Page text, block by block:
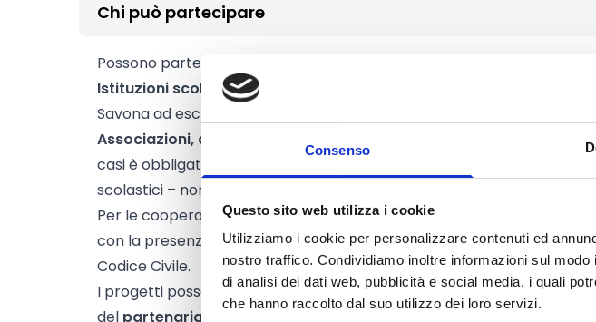
Consenso
Questo sito web utilizza i cookie
Utilizziamo i cookie per personalizzare contenuti ed
nostro traffico. Condividiamo inoltre informazioni sul
di analisi dei dati web, pubblicità e social media, i quali
che hanno raccolto dal suo utilizzo dei loro servizi.
Chi può partecipare
Possono partecipare al bando esclusivamente i seguenti soggetti:
Istituzioni scolastiche di ogni ordine e grado
Savona ad esclusione di quelle ubicate nella città capoluogo;
Associazioni, organizzazioni senza scopo di lucro o enti pubblici
casi è obbligatorio presentare la lettera di adesione da parte degli
scolastici – non ubicati nella città capoluogo - coinvolti nel progetto).
Per le cooperative sociali l’assenza di finalità lucrative deve essere
con la presenza negli statuti dei requisiti mutualistici di cui all’art. 2514
Codice Civile.
I progetti possono essere presentati da un soggetto capofila nella
del partenariato